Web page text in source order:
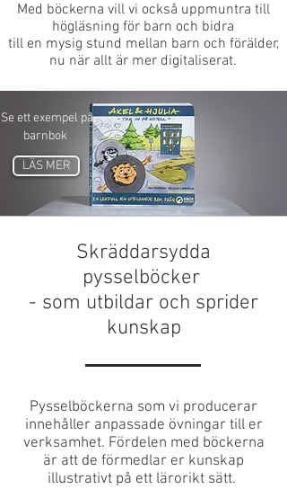
Med böckerna vill vi också uppmuntra till
högläsning för barn och bidra
till en mysig stund mellan barn och förälder,
nu när allt är mer digitaliserat.
Se ett exempel på
barnbok
LÄS MER
Skräddarsydda
pysselböcker
- som utbildar och sprider
kunskap
Pysselböckerna som vi producerar
innehåller anpassade övningar till er
verksamhet. Fördelen med böckerna
är att de förmedlar er kunskap
illustrativt på ett lärorikt sätt.